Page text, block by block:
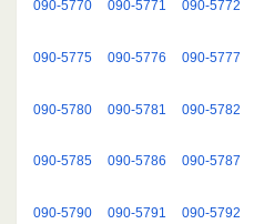
090-5770 090-5771 090-5772
090-5775 090-5776 090-5777
090-5780 090-5781 090-5782
090-5785 090-5786 090-5787
090-5790 090-5791 090-5792